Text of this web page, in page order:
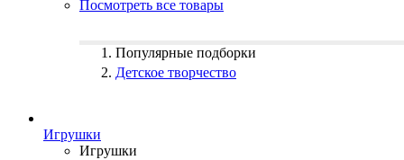
Посмотреть все товары
Популярные подборки
Детское творчество
Игрушки
Игрушки